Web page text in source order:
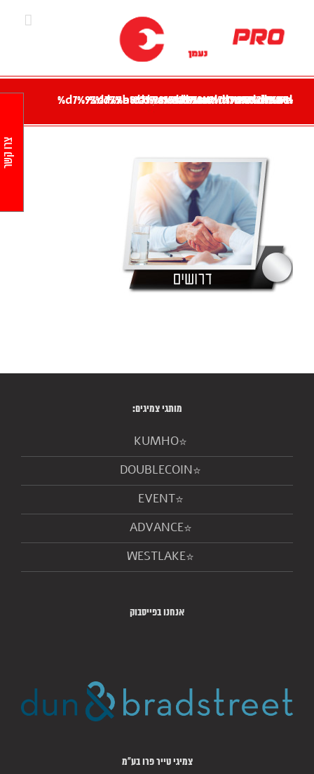
content
%d7%98%d7%99%d7%99%d7%a8-%d7%a4%d7%a8%d7%95-%d7%9b%d7%a4%d7%aa%d7%95%d7%a8-%d7%93%d7%a8%d7%95%d7%a9%d7%99%d7%9d
מותגי צמיגים:
KUMHO
DOUBLECOIN
EVENT
ADVANCE
WESTLAKE
אנחנו בפייסבוק
צמיגי טייר פרו בע"מ
צרו קשר